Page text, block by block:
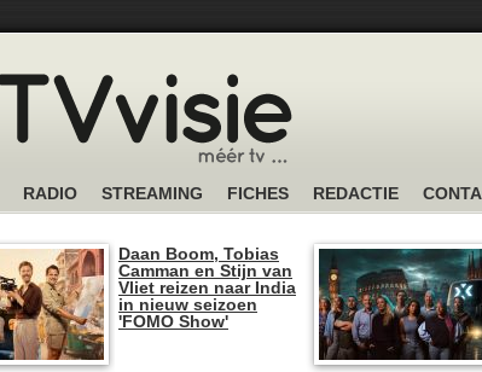
RADIO STREAMING FICHES REDACTIE
Daan Boom, Tobias
Camman en Stijn van
Vliet reizen naar India
in nieuw seizoen
'FOMO Show'